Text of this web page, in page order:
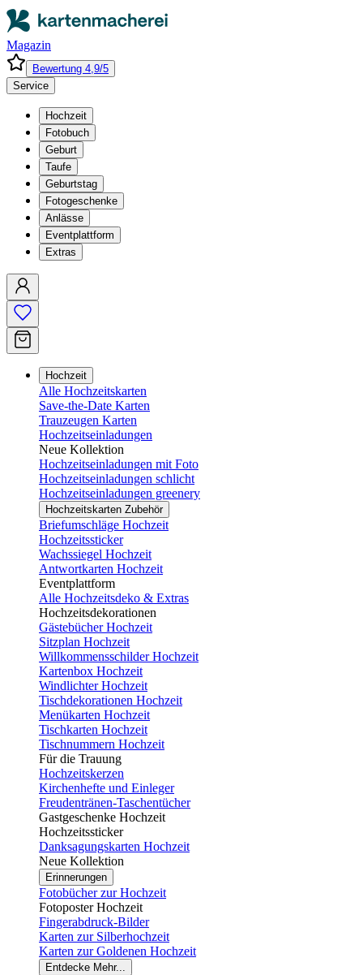
Magazin
Bewertung 4,9/5
Service
Hochzeit
Fotobuch
Geburt
Taufe
Geburtstag
Fotogeschenke
Anlässe
Eventplattform
Extras
Hochzeit
Alle Hochzeitskarten
Save-the-Date Karten
Trauzeugen Karten
Hochzeitseinladungen
Neue Kollektion
Hochzeitseinladungen mit Foto
Hochzeitseinladungen schlicht
Hochzeitseinladungen greenery
Hochzeitskarten Zubehör
Briefumschläge Hochzeit
Hochzeitssticker
Wachssiegel Hochzeit
Antwortkarten Hochzeit
Eventplattform
Alle Hochzeitsdeko & Extras
Hochzeitsdekorationen
Gästebücher Hochzeit
Sitzplan Hochzeit
Willkommensschilder Hochzeit
Kartenbox Hochzeit
Windlichter Hochzeit
Tischdekorationen Hochzeit
Menükarten Hochzeit
Tischkarten Hochzeit
Tischnummern Hochzeit
Für die Trauung
Hochzeitskerzen
Kirchenhefte und Einleger
Freudentränen-Taschentücher
Gastgeschenke Hochzeit
Hochzeitssticker
Danksagungskarten Hochzeit
Neue Kollektion
Erinnerungen
Fotobücher zur Hochzeit
Fotoposter Hochzeit
Fingerabdruck-Bilder
Karten zur Silberhochzeit
Karten zur Goldenen Hochzeit
Entdecke Mehr...